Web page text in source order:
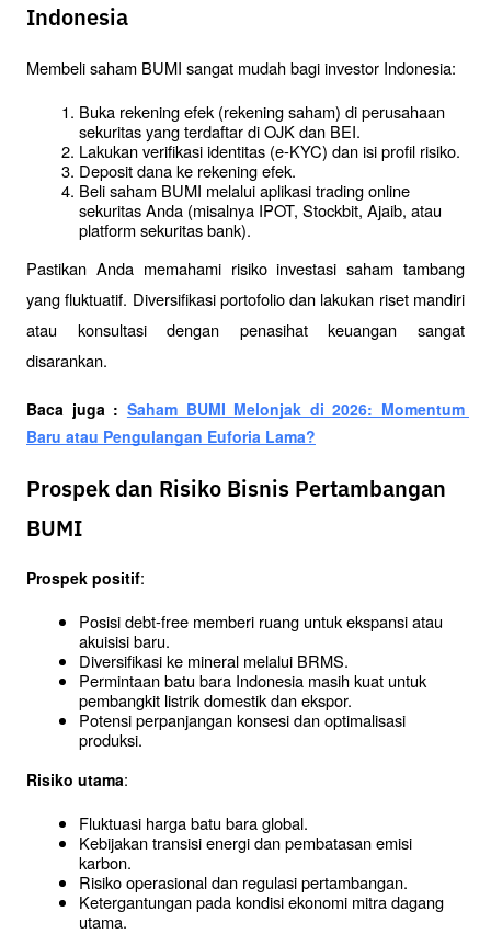
Indonesia
Membeli saham BUMI sangat mudah bagi investor Indonesia:
Buka rekening efek (rekening saham) di perusahaan
sekuritas yang terdaftar di OJK dan BEI.
Lakukan verifikasi identitas (e-KYC) dan isi profil risiko.
Deposit dana ke rekening efek.
Beli saham BUMI melalui aplikasi trading online
sekuritas Anda (misalnya IPOT, Stockbit, Ajaib, atau
platform sekuritas bank).
Pastikan Anda memahami risiko investasi saham tambang
yang fluktuatif. Diversifikasi portofolio dan lakukan riset mandiri
atau konsultasi dengan penasihat keuangan sangat
disarankan.
Baca juga : Saham BUMI Melonjak di 2026: Momentum
Baru atau Pengulangan Euforia Lama?
Prospek dan Risiko Bisnis Pertambangan
BUMI
Prospek positif:
Posisi debt-free memberi ruang untuk ekspansi atau
akuisisi baru.
Diversifikasi ke mineral melalui BRMS.
Permintaan batu bara Indonesia masih kuat untuk
pembangkit listrik domestik dan ekspor.
Potensi perpanjangan konsesi dan optimalisasi
produksi.
Risiko utama:
Fluktuasi harga batu bara global.
Kebijakan transisi energi dan pembatasan emisi
karbon.
Risiko operasional dan regulasi pertambangan.
Ketergantungan pada kondisi ekonomi mitra dagang
utama.